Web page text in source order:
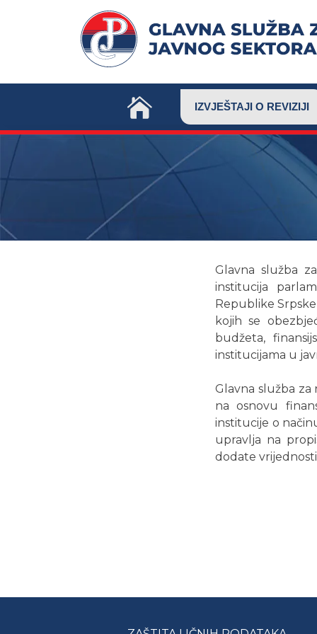
IZVJEŠTAJI O REVIZIJI
Glavna služba
institucija
Republike
kojih se
budžeta,
institucijama u
Glavna služba
na osnovu
institucije o
upravlja na
dodate